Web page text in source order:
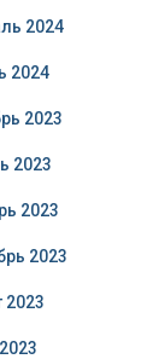
2024
2024
2023
2023
2023
2023
2023